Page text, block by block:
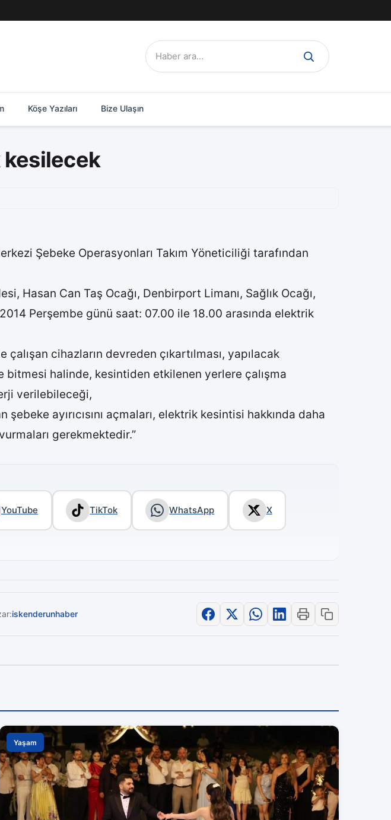
Ara:
Köşe Yazıları Bize Ulaşın
kesilecek
Şebeke Operasyonları Takım Yöneticiliği tarafından
Hasan Can Taş Ocağı, Denbirport Limanı, Sağlık Ocağı,
Perşembe günü saat: 07.00 ile 18.00 arasında elektrik
cihazların devreden çıkartılması, yapılacak
bitmesi halinde, kesintiden etkilenen yerlere çalışma
verilebileceği,
ayırıcısını açmaları, elektrik kesintisi hakkında daha
gerekmektedir.”
YouTube TikTok WhatsApp X
iskenderunhaber
Yaşam